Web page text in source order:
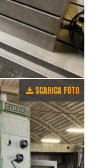
SCARICA FOTO